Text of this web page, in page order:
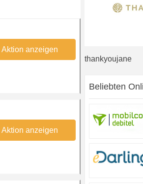
Aktion anzeigen
Aktion anzeigen
thankyoujane
Beliebten